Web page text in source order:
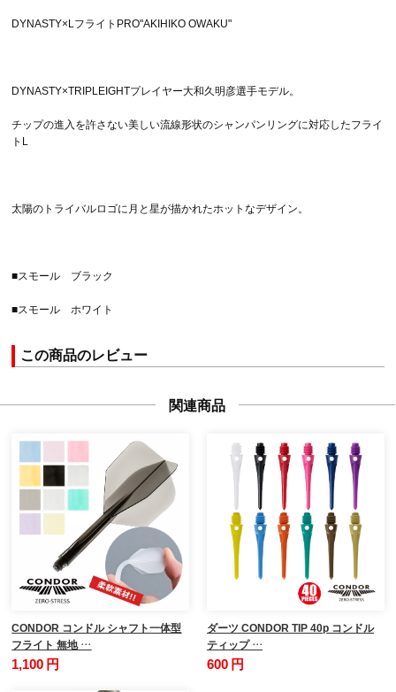
DYNASTY×LフライトPRO"AKIHIKO OWAKU"
DYNASTY×TRIPLEIGHTプレイヤー大和久明彦選手モデル。
チップの進入を許さない美しい流線形状のシャンパンリングに対応したフライ
トL
太陽のトライバルロゴに月と星が描かれたホットなデザイン。
■スモール ブラック
■スモール ホワイト
この商品のレビュー
関連商品
CONDOR コンドル シャフト一体型
フライト 無地 …
1,100 円
ダーツ CONDOR TIP 40p コンドル
ティップ …
600 円